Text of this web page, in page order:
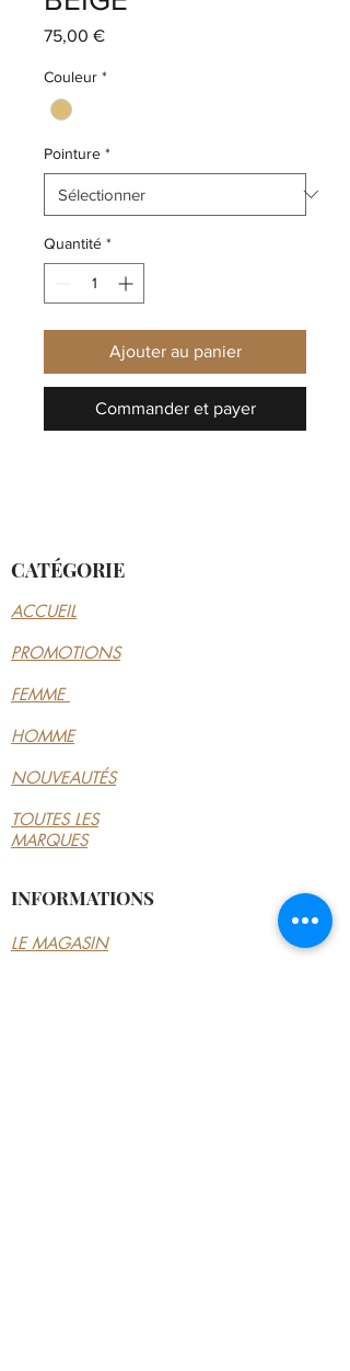
75,00 €Prix
Couleur *
Pointure *
Quantité *
Ajouter au panier
Commander et payer
CATÉGORIE
ACCUEIL
PROMOTIONS
FEMME
HOMME
NOUVEAUTÉS
TOUTES LES
MARQUES
INFORMATIONS
LE MAGASIN